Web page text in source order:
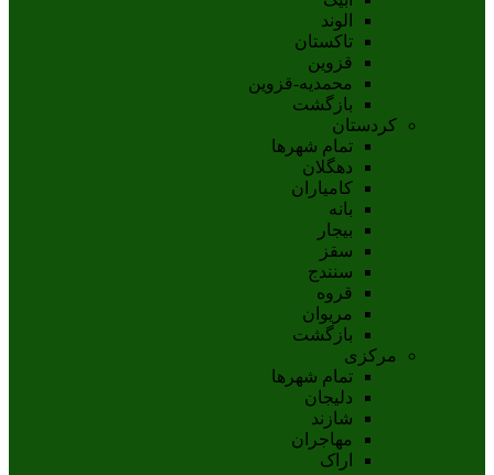
الوند
تاکستان
قزوين
محمديه-قزوين
بازگشت
کردستان
تمام شهر‌ها
دهگلان
کامیاران
بانه
بيجار
سقز
سنندج
قروه
مريوان
بازگشت
مرکزی
تمام شهر‌ها
دلیجان
شازند
مهاجران
اراک